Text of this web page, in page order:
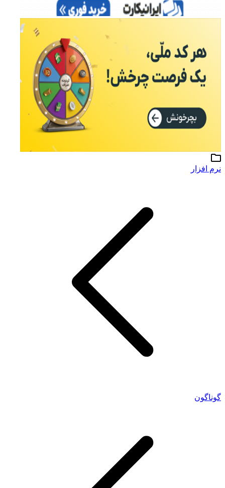
نرم افزار
گوناگون